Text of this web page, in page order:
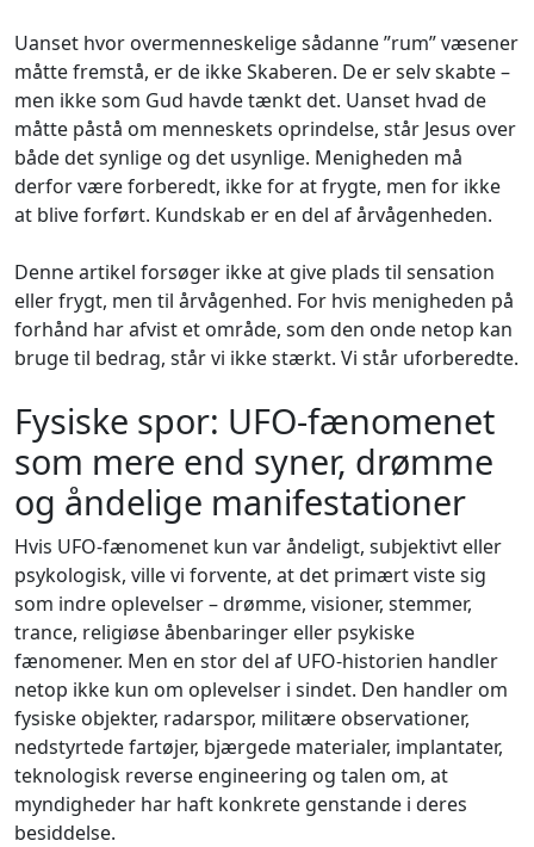
Uanset hvor overmenneskelige sådanne ”rum” væsener
måtte fremstå, er de ikke Skaberen. De er selv skabte –
men ikke som Gud havde tænkt det. Uanset hvad de
måtte påstå om menneskets oprindelse, står Jesus over
både det synlige og det usynlige. Menigheden må
derfor være forberedt, ikke for at frygte, men for ikke
at blive forført. Kundskab er en del af årvågenheden.
Denne artikel forsøger ikke at give plads til sensation
eller frygt, men til årvågenhed. For hvis menigheden på
forhånd har afvist et område, som den onde netop kan
bruge til bedrag, står vi ikke stærkt. Vi står uforberedte.
Fysiske spor: UFO-fænomenet
som mere end syner, drømme
og åndelige manifestationer
Hvis UFO-fænomenet kun var åndeligt, subjektivt eller
psykologisk, ville vi forvente, at det primært viste sig
som indre oplevelser – drømme, visioner, stemmer,
trance, religiøse åbenbaringer eller psykiske
fænomener. Men en stor del af UFO-historien handler
netop ikke kun om oplevelser i sindet. Den handler om
fysiske objekter, radarspor, militære observationer,
nedstyrtede fartøjer, bjærgede materialer, implantater,
teknologisk reverse engineering og talen om, at
myndigheder har haft konkrete genstande i deres
besiddelse.